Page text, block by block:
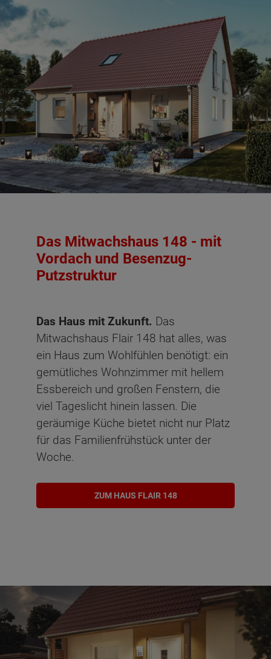
Das Mitwachshaus 148 - mit
Vordach und Besenzug-
Putzstruktur
Das Haus mit Zukunft. Das
Mitwachshaus Flair 148 hat alles, was
ein Haus zum Wohlfühlen benötigt: ein
gemütliches Wohnzimmer mit hellem
Essbereich und großen Fenstern, die
viel Tageslicht hinein lassen. Die
geräumige Küche bietet nicht nur Platz
für das Familienfrühstück unter der
Woche.
ZUM HAUS FLAIR 148